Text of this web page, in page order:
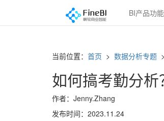
BI产品功能
当前位置： 首页 > 数据分析专题 >
如何搞考勤分析
作者：Jenny.Zhang
发布时间：2023.11.24